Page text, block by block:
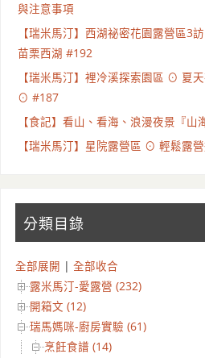
與注意事項
【瑞米馬汀】西湖祕密花園露營區3
苗栗西湖 #192
【瑞米馬汀】裡冷溪探索園區 ⊙ 夏
⊙ #187
【食記】看山、看海、浪漫夜景『山
【瑞米馬汀】星院露營區 ⊙ 輕鬆
分類目錄
全部展開 | 全部收合
露米馬汀-愛露營 (232)
開箱文 (12)
瑞馬媽咪-廚房實驗 (61)
烹飪食譜 (14)